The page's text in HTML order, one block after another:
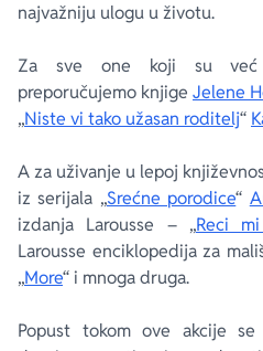
najvažniju ulogu u životu.
Za sve one koji su već
preporučujemo knjige Jelene
„Niste vi tako užasan roditelj“
A za uživanje u lepoj
iz serijala „Srećne porodice“
izdanja Larousse – „Reci
Larousse enciklopedija za
„More“ i mnoga druga.
Popust tokom ove akcije